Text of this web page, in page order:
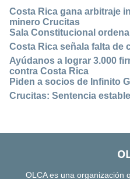
Costa Rica gana arbitraje
minero Crucitas
Sala Constitucional
Costa Rica señala falta de
Ayúdanos a lograr 3.000
contra Costa Rica
Piden a socios de Infinito
Crucitas: Sentencia
OLCA es una organización